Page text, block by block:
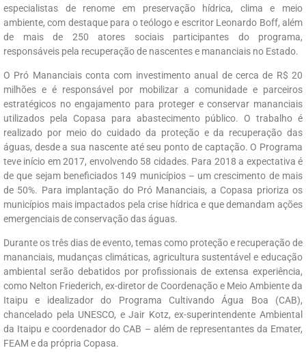
especialistas de renome em preservação hídrica, clima e meio
ambiente, com destaque para o teólogo e escritor Leonardo Boff, além
de mais de 250 atores sociais participantes do programa,
responsáveis pela recuperação de nascentes e mananciais no Estado.
O Pró Mananciais conta com investimento anual de cerca de R$ 20
milhões e é responsável por mobilizar a comunidade e parceiros
estratégicos no engajamento para proteger e conservar mananciais
utilizados pela Copasa para abastecimento público. O trabalho é
realizado por meio do cuidado da proteção e da recuperação das
águas, desde a sua nascente até seu ponto de captação. O Programa
teve início em 2017, envolvendo 58 cidades. Para 2018 a expectativa é
de que sejam beneficiados 149 municípios – um crescimento de mais
de 50%. Para implantação do Pró Mananciais, a Copasa prioriza os
municípios mais impactados pela crise hídrica e que demandam ações
emergenciais de conservação das águas.
Durante os três dias de evento, temas como proteção e recuperação de
mananciais, mudanças climáticas, agricultura sustentável e educação
ambiental serão debatidos por profissionais de extensa experiência,
como Nelton Friederich, ex-diretor de Coordenação e Meio Ambiente da
Itaipu e idealizador do Programa Cultivando Água Boa (CAB),
chancelado pela UNESCO, e Jair Kotz, ex-superintendente Ambiental
da Itaipu e coordenador do CAB – além de representantes da Emater,
FEAM e da própria Copasa.